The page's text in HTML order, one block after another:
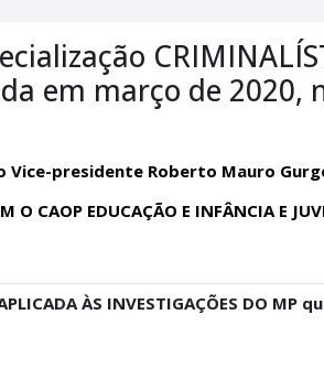
em março de 2020,
Vice-presidente Roberto Mauro
O CAOP EDUCAÇÃO E INFÂNCIA E
ÀS INVESTIGAÇÕES DO MP